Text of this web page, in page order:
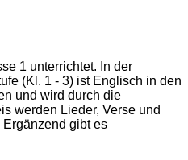
1 unterrichtet. In der
(Kl. 1 - 3) ist Englisch in den
und wird durch die
werden Lieder, Verse und
gibt es